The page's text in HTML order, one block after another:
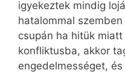
igyekeztek mindig
hatalommal
csupán ha hitük
konfliktusba, akkor
engedelmességet,